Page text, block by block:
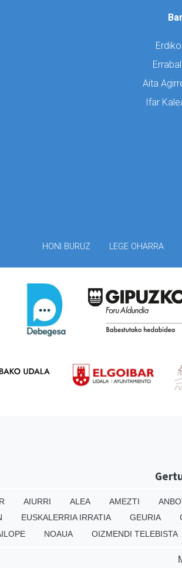
Aita
Ifar
HONI BURUZ LEGE OHARRA
AIURRI ALEA AMEZTI
EUSKALERRIA IRRATIA GEURIA
NOAUA OIZMENDI TELEBISTA